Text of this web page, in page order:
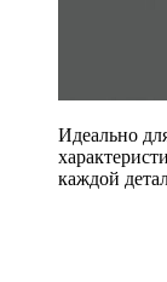
Идеально
каждой